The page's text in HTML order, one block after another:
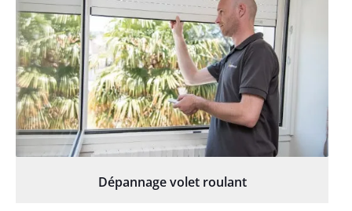
Dépannage volet roulant